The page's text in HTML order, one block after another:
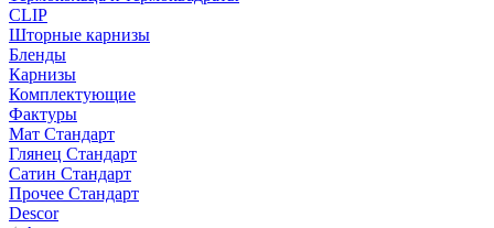
CLIP
Шторные карнизы
Бленды
Карнизы
Комплектующие
Фактуры
Мат Стандарт
Глянец Стандарт
Сатин Стандарт
Прочее Стандарт
Descor